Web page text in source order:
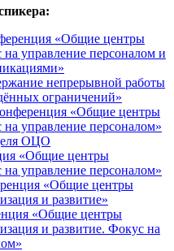
«Общие центры
управление персоналом и
непрерывной работы
ограничений»
«Общие центры
управление персоналом»
ОЦО
«Общие центры
управление персоналом»
«Общие центры
и развитие»
«Общие центры
и развитие. Фокус на